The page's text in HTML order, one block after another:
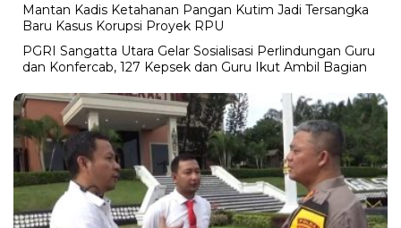
Mantan Kadis Ketahanan Pangan Kutim Jadi Tersangka
Baru Kasus Korupsi Proyek RPU
PGRI Sangatta Utara Gelar Sosialisasi Perlindungan Guru
dan Konfercab, 127 Kepsek dan Guru Ikut Ambil Bagian